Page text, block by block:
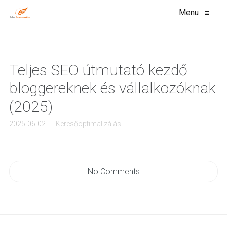
Menu ≡
Teljes SEO útmutató kezdő
bloggereknek és vállalkozóknak
(2025)
2025-06-02 Keresőoptimalizálás
No Comments